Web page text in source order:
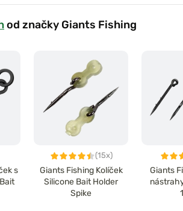
od značky Giants Fishing
s
(15x)
Giants Fishing Kolíček
Silicone Bait Holder
Spike
Giants